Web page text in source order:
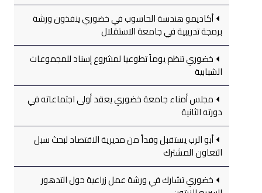
أكاديمو هندسة الحاسوب في خضوري ينفذون ورشة
برمجة تدريبية في جامعة الاستقلال
خضوري تنظم يوماً تطوعيا لمشروع إسناد للمجموعات
الشبابية
مجلس أمناء جامعة خضوري يعقد أولى اجتماعاته في
دورته الثانية
أبو الرب يستقبل وفداً من مديرية الاقتصاد لبحث سبل
التعاون المشترك
خضوري تشارك في ورشة عمل زراعية حول التدهور